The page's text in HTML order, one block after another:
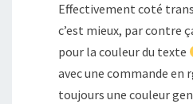
Effectivement coté
c’est mieux, par contre
pour la couleur du texte
avec une commande en
toujours une couleur